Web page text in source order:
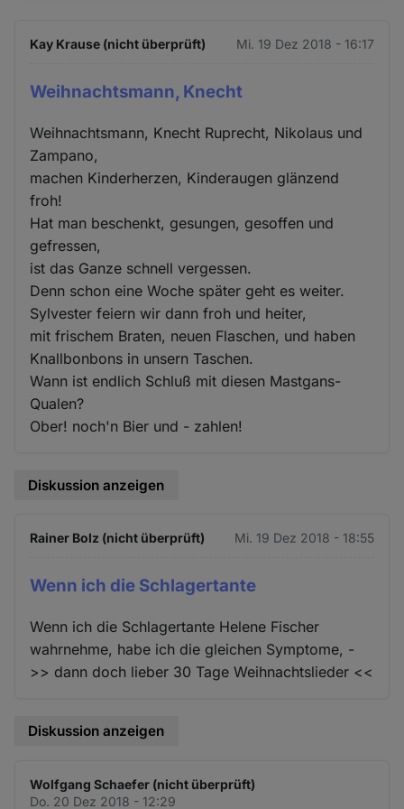
Kay Krause (nicht überprüft) Mi. 19 Dez 2018 - 16:17
Weihnachtsmann, Knecht
Weihnachtsmann, Knecht Ruprecht, Nikolaus und
Zampano,
machen Kinderherzen, Kinderaugen glänzend
froh!
Hat man beschenkt, gesungen, gesoffen und
gefressen,
ist das Ganze schnell vergessen.
Denn schon eine Woche später geht es weiter.
Sylvester feiern wir dann froh und heiter,
mit frischem Braten, neuen Flaschen, und haben
Knallbonbons in unsern Taschen.
Wann ist endlich Schluß mit diesen Mastgans-
Qualen?
Ober! noch'n Bier und - zahlen!
Diskussion anzeigen
Rainer Bolz (nicht überprüft) Mi. 19 Dez 2018 - 18:55
Wenn ich die Schlagertante
Wenn ich die Schlagertante Helene Fischer
wahrnehme, habe ich die gleichen Symptome, -
>> dann doch lieber 30 Tage Weihnachtslieder <<
Diskussion anzeigen
Wolfgang Schaefer (nicht überprüft)
Do. 20 Dez 2018 - 12:29